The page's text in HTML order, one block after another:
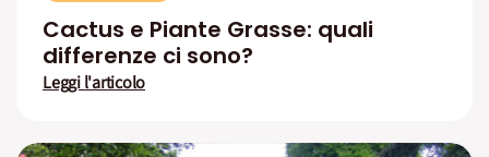
Cactus e Piante Grasse: quali
differenze ci sono?
Leggi l'articolo